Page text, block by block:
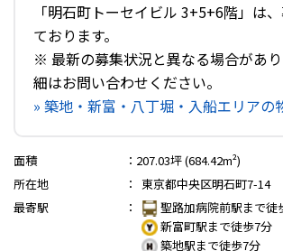
「明石町トーセイビル 3+5+6階」は
ております。
※ 最新の募集状況と異なる場合があ
細はお問い合わせください。
» 築地・新富・八丁堀・入船エリアの
面積 ： 207.03坪 (684.42m²)
所在地
：
東京都中央区明石町7-14
最寄駅
：
聖路加病院前駅まで徒
新富町駅まで徒歩7分
築地駅まで徒歩7分